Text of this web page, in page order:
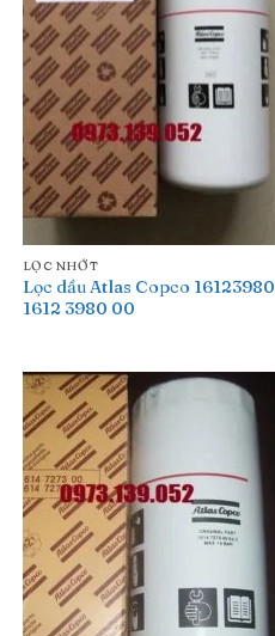
LỌC NHỚT
Lọc dầu Atlas Copco
1612 3980 00